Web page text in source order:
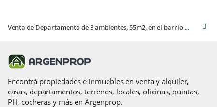
Venta de Departamento de 3 ambientes, 55m2, en el barrio La Perla Sur, Mar del Plata
Encontrá propiedades e inmuebles en venta y alquiler,
casas, departamentos, terrenos, locales, oficinas, quintas,
PH, cocheras y más en Argenprop.